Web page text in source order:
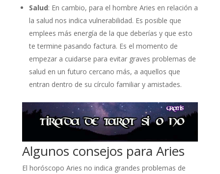
Salud: En cambio, para el hombre Aries en relación a
la salud nos indica vulnerabilidad. Es posible que
emplees más energía de la que deberías y que esto
te termine pasando factura. Es el momento de
empezar a cuidarse para evitar graves problemas de
salud en un futuro cercano más, a aquellos que
entran dentro de su círculo familiar y amistades.
Algunos consejos para Aries
El horóscopo Aries no indica grandes problemas de